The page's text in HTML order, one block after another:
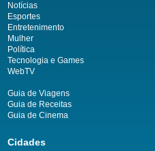
Notícias
Esportes
Entretenimento
Mulher
Política
Tecnologia e Games
WebTV
Guia de Viagens
Guia de Receitas
Guia de Cinema
Cidades